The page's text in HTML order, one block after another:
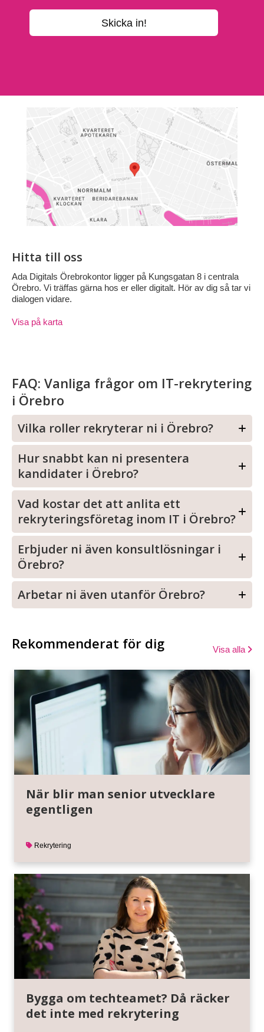
Hitta till oss
Ada Digitals Örebrokontor ligger på Kungsgatan 8 i centrala
Örebro. Vi träffas gärna hos er eller digitalt. Hör av dig så tar vi
dialogen vidare.
Visa på karta
FAQ: Vanliga frågor om IT-rekrytering
i Örebro
Vilka roller rekryterar ni i Örebro?
Hur snabbt kan ni presentera
kandidater i Örebro?
Vad kostar det att anlita ett
rekryteringsföretag inom IT i Örebro?
Erbjuder ni även konsultlösningar i
Örebro?
Arbetar ni även utanför Örebro?
Rekommenderat för dig Visa alla
När blir man senior utvecklare
egentligen
Rekrytering
Bygga om techteamet? Då räcker
det inte med rekrytering